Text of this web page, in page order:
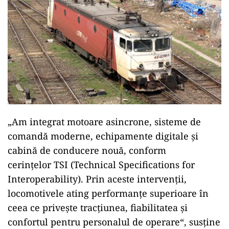
„Am integrat motoare asincrone, sisteme de
comandă moderne, echipamente digitale și
cabină de conducere nouă, conform
cerințelor TSI (Technical Specifications for
Interoperability). Prin aceste intervenții,
locomotivele ating performanțe superioare în
ceea ce privește tracțiunea, fiabilitatea și
confortul pentru personalul de operare“, susține